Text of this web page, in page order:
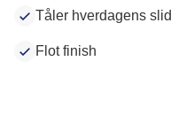
Tåler hverdagens slid
Flot finish